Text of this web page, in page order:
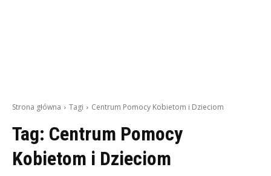
Strona główna Tagi Centrum Pomocy Kobietom i Dzieciom
Tag: Centrum Pomocy
Kobietom i Dzieciom